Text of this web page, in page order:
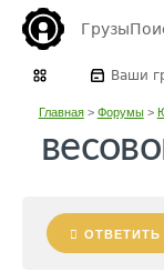
Грузы
Ваши
Главная> Форумы>
ОТВЕТИТЬ